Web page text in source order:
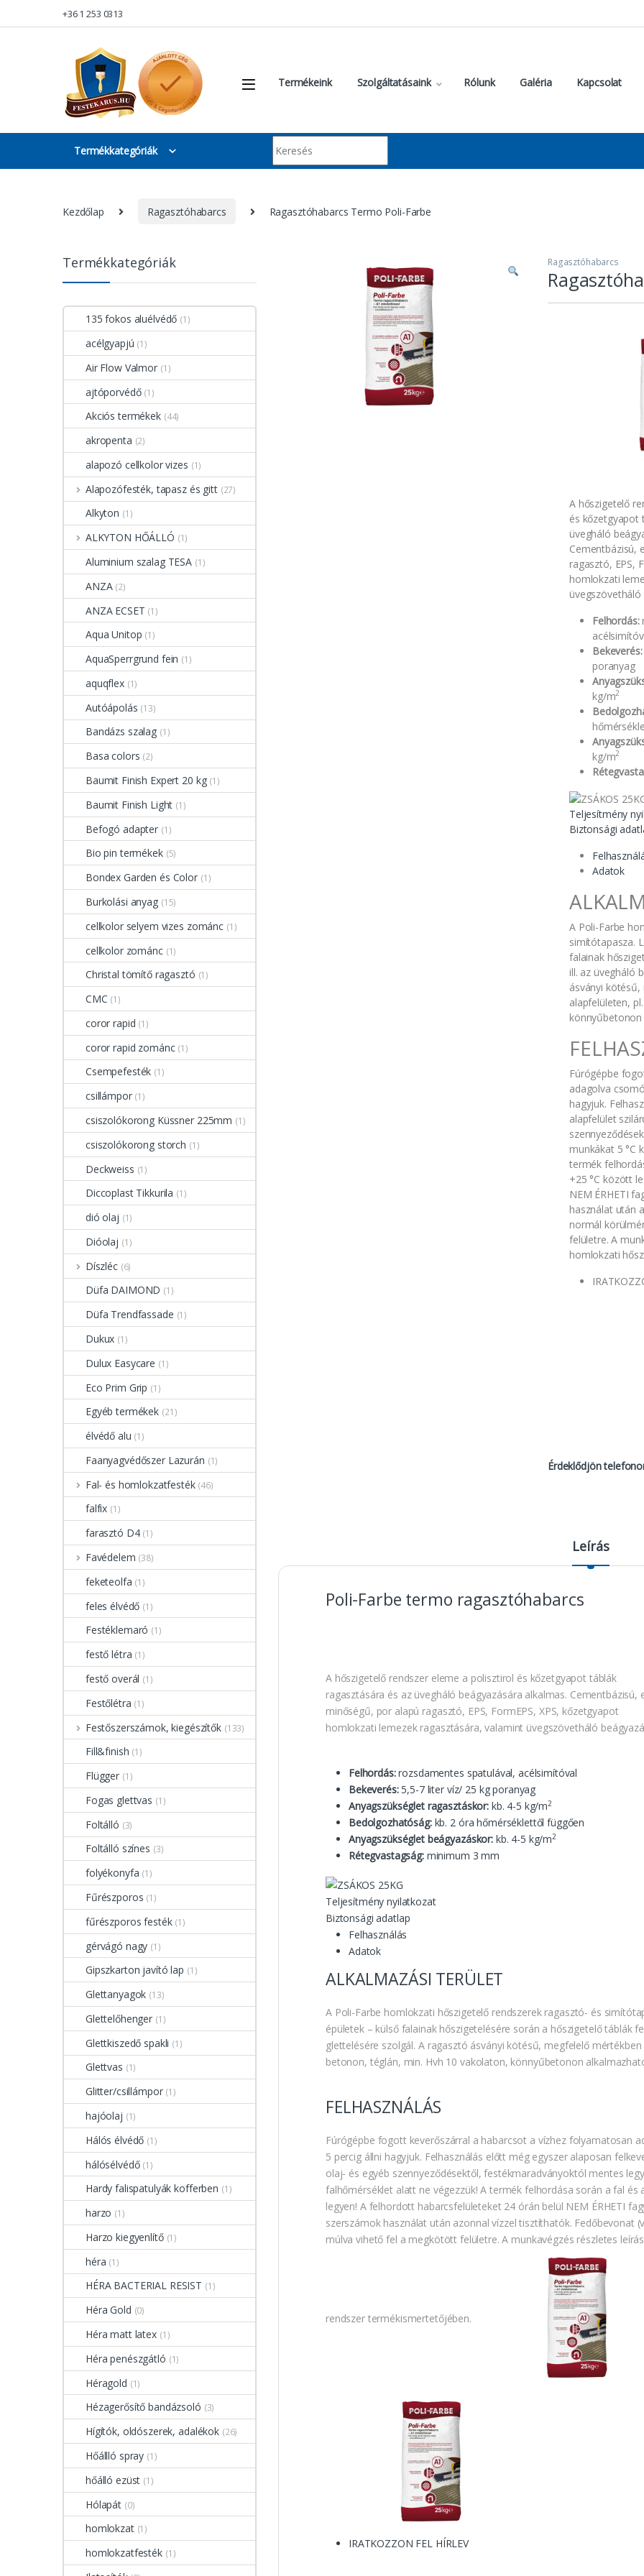
Skip to navigation
Skip to content+36 1 253 0313
Termékeink Szolgáltatásaink Rólunk Galéria Kapcsolat
Termékkategóriák
Kezdőlap Ragasztóhabarcs Ragasztóhabarcs Termo Poli-Farbe
Ragasztóhabarcs
A hőszigetelő
és kőzetgyapot
üvegháló
Cementbázisú,
ragasztó, EPS,
homlokzati
Felhordás:
Bekeverés:
poranyag
kg/m2
kg/m2
Teljesítmény
Biztonsági
Adatok
A Poli-Farbe
simítótapasza.
falainak
ill. az üvegháló
ásványi
alapfelületen,
Fúrógépbe
adagolva
hagyjuk.
alapfelület
munkákat 5 °C
termék
+25 °C között
NEM ÉRHETI
használat után
normál
felületre. A
homlokzati
Érdeklődjön
Leírás
Poli-Farbe termo ragasztóhabarcs
A hőszigetelő rendszer eleme a polisztirol és kőzetgyapot táblák
ragasztására és az üvegháló beágyazására alkalmas. Cementbázisú,
minőségű, por alapú ragasztó, EPS, FormEPS, XPS, kőzetgyapot
homlokzati lemezek ragasztására, valamint üvegszövetháló
Felhordás:rozsdamentes spatulával, acélsimítóval
Bekeverés:5,5-7 liter víz/ 25 kg poranyag
Anyagszükséglet ragasztáskor: kb. 4-5 kg/m2
Bedolgozhatóság:kb. 2 óra hőmérséklettől függően
Anyagszükséglet beágyazáskor:kb. 4-5 kg/m2
Rétegvastagság: minimum 3 mm
Teljesítmény nyilatkozat
Biztonsági adatlap
Felhasználás
Adatok
ALKALMAZÁSI TERÜLET
A Poli-Farbe homlokzati hőszigetelő rendszerek ragasztó- és
épületek – külső falainak hőszigetelésére során a hőszigetelő táblák
glettelésére szolgál. A ragasztó ásványi kötésű, megfelelő
betonon, téglán, min. Hvh 10 vakolaton, könnyűbetonon
FELHASZNÁLÁS
Fúrógépbe fogott keverőszárral a habarcsot a vízhez folyamatosan
5 percig állni hagyjuk. Felhasználás előtt még egyszer alaposan
olaj- és egyéb szennyeződésektől, festékmaradványoktól mentes
falhőmérséklet alatt ne végezzük! A termék felhordása során a fal és
legyen! A felhordott habarcsfelületeket 24 órán belül NEM ÉRHETI
szerszámok használat után azonnal vízzel tisztíthatók. Fedőbevonat
múlva vihető fel a megkötött felületre. A munkavégzés részletes
rendszer termékismertetőjében.
IRATKOZZON FEL HÍRLEV
Termékkategóriák
135 fokos aluélvédő (1)
acélgyapjú (1)
Air Flow Valmor (1)
ajtóporvédő (1)
Akciós termékek (44)
akropenta (2)
alapozó cellkolor vizes (1)
Alapozófesték, tapasz és gitt (27)
Alkyton (1)
ALKYTON HŐÁLLÓ (1)
Aluminium szalag TESA (1)
ANZA (2)
ANZA ECSET (1)
Aqua Unitop (1)
AquaSperrgrund fein (1)
aquqflex (1)
Autóápolás (13)
Bandázs szalag (1)
Basa colors (2)
Baumit Finish Expert 20 kg (1)
Baumit Finish Light (1)
Befogó adapter (1)
Bio pin termékek (5)
Bondex Garden és Color (1)
Burkolási anyag (15)
cellkolor selyem vizes zománc (1)
cellkolor zománc (1)
Christal tömítő ragasztó (1)
CMC (1)
coror rapid (1)
coror rapid zománc (1)
Csempefesték (1)
csillámpor (1)
csiszolókorong Küssner 225mm (1)
csiszolókorong storch (1)
Deckweiss (1)
Diccoplast Tikkurila (1)
dió olaj (1)
Dióolaj (1)
Díszléc (6)
Düfa DAIMOND (1)
Düfa Trendfassade (1)
Dukux (1)
Dulux Easycare (1)
Eco Prim Grip (1)
Egyéb termékek (21)
élvédő alu (1)
Faanyagvédőszer Lazurán (1)
Fal- és homlokzatfesték (46)
falfix (1)
farasztó D4 (1)
Favédelem (38)
feketeolfa (1)
feles élvédő (1)
Festéklemaró (1)
festő létra (1)
festő overál (1)
Festőlétra (1)
Festőszerszámok, kiegészítők (133)
Fill&finish (1)
Flügger (1)
Fogas glettvas (1)
Foltálló (3)
Foltálló színes (3)
folyékonyfa (1)
Fűrészporos (1)
fűrészporos festék (1)
gérvágó nagy (1)
Gipszkarton javító lap (1)
Glettanyagok (13)
Glettelőhenger (1)
Glettkiszedő spakli (1)
Glettvas (1)
Glitter/csillámpor (1)
hajóolaj (1)
Hálós élvédő (1)
hálósélvédő (1)
Hardy falispatulyák kofferben (1)
harzo (1)
Harzo kiegyenlítő (1)
héra (1)
HÉRA BACTERIAL RESIST (1)
Héra Gold (0)
Héra matt latex (1)
Héra penészgátló (1)
Héragold (1)
Hézagerősítő bandázsoló (3)
Hígítók, oldószerek, adalékok (26)
Hőállló spray (1)
hőálló ezüst (1)
Hólapát (0)
homlokzat (1)
homlokzatfesték (1)